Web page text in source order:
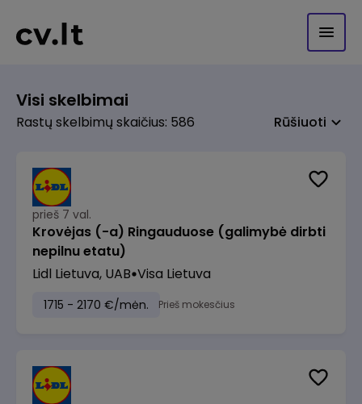
Visi skelbimai
Rastų skelbimų skaičius: 586 Rūšiuoti
prieš 7 val.
Krovėjas (-a) Ringauduose (galimybė dirbti
nepilnu etatu)
Lidl Lietuva, UAB Visa Lietuva
1715 - 2170 €/mėn. Prieš mokesčius